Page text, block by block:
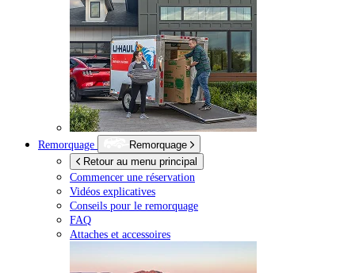
Remorquage
Remorquage
Retour au menu principal
Commencer une réservation
Vidéos explicatives
Conseils pour le remorquage
FAQ
Attaches et accessoires